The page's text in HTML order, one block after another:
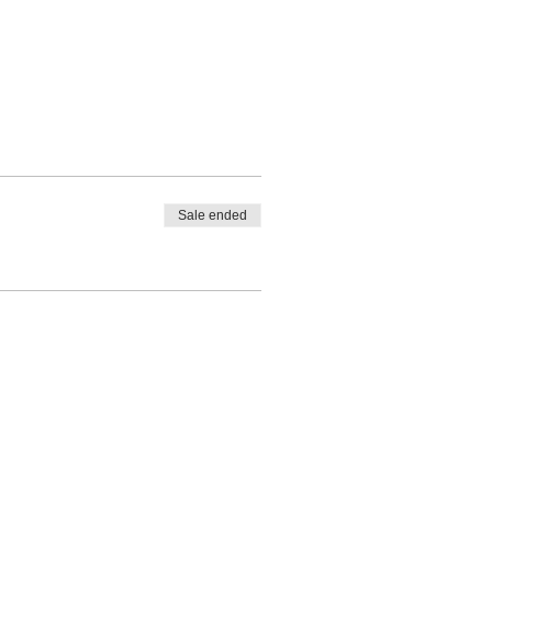
Sale ended